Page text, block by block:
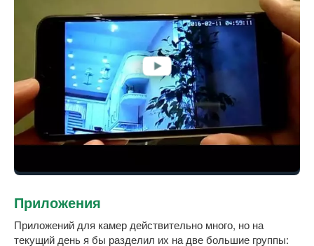
Приложения
Приложений для камер действительно много, но на
текущий день я бы разделил их на две большие группы: